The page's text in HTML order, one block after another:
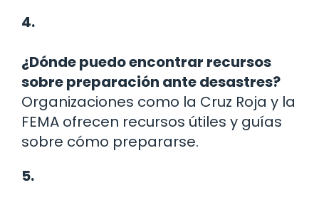
4.
¿Dónde puedo encontrar recursos
sobre preparación ante desastres?
Organizaciones como la Cruz Roja y la
FEMA ofrecen recursos útiles y guías
sobre cómo prepararse.
5.